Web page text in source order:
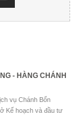
- HÀNG CHÁNH
vụ Chánh Bổn
Kế hoạch và đầu tư